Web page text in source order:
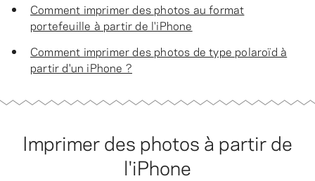
Comment imprimer des photos au format
portefeuille à partir de l'iPhone
Comment imprimer des photos de type polaroïd à
partir d'un iPhone ?
Imprimer des photos à partir de
l'iPhone